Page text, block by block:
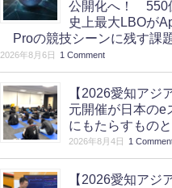
公開化へ！ 550
史上最大LBOが
Proの競技シーンに残す課
2026年8月6日 1 Comment
【2026愛知アジ
元開催が日本のe
にもたらすものと
2026年8月4日 1
【2026愛知アジ